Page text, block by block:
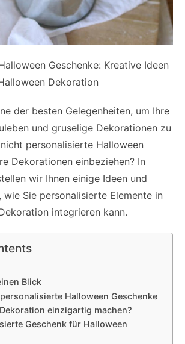
Geschenke: Kreative Ideen
Dekoration
der besten Gelegenheiten, um Ihre
und gruselige Dekorationen zu
personalisierte Halloween
Dekorationen einbeziehen? In
wir Ihnen einige Ideen und
wie Sie personalisierte Elemente in
integrieren kann.
Blick
Halloween Geschenke
einzigartig machen?
Geschenk für Halloween